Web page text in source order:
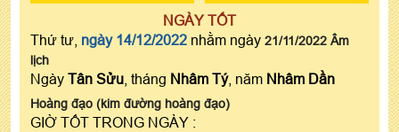
NGÀY TỐT
Thứ tư, ngày 14/12/2022 nhằm ngày 21/11/2022 Âm
lịch
Ngày Tân Sửu , tháng Nhâm Tý, năm Nhâm Dần
Hoàng đạo (kim đường hoàng đạo)
GIỜ TỐT TRONG NGÀY :